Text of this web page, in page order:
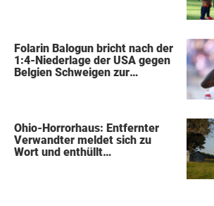
Folarin Balogun bricht nach der
1:4-Niederlage der USA gegen
Belgien Schweigen zur
Ohio-Horrorhaus: Entfernter
Verwandter meldet sich zu
Wort und enthüllt